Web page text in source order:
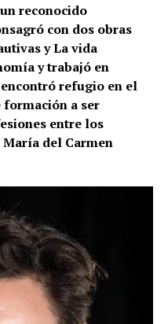
reconocido
con dos obras
y La vida
y trabajó en
refugio en el
formación a ser
entre los
María del Carmen